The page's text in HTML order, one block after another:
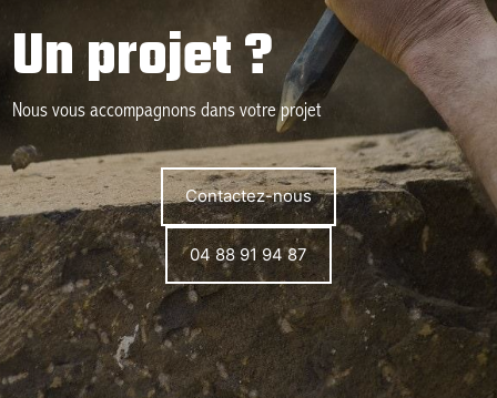
Un projet ?
Nous vous accompagnons dans votre projet
Contactez-nous
04 88 91 94 87